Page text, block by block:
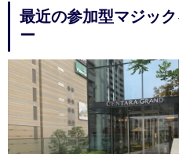
最近の参加型マジッ
ー